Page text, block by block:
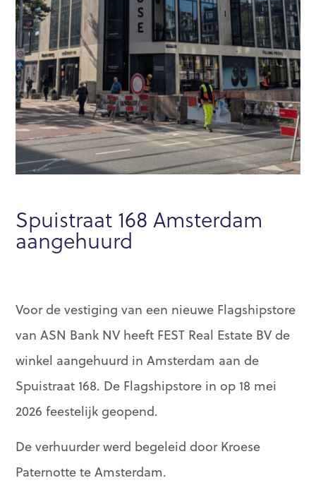
Spuistraat 168 Amsterdam
aangehuurd
Voor de vestiging van een nieuwe Flagshipstore
van ASN Bank NV heeft FEST Real Estate BV de
winkel aangehuurd in Amsterdam aan de
Spuistraat 168. De Flagshipstore in op 18 mei
2026 feestelijk geopend.
De verhuurder werd begeleid door Kroese
Paternotte te Amsterdam.